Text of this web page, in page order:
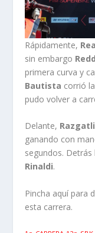
Rápidamente, Rea
sin embargo
primera curva y
Bautista corrió
pudo volver a
Delante,
ganando con
segundos.
Rinaldi.
Pincha aquí para
esta carrera.